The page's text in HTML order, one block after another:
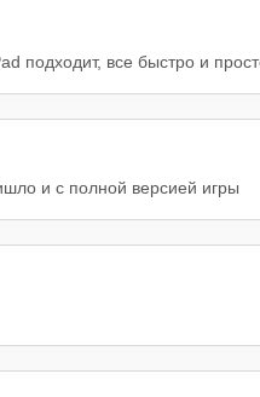
подходит, все быстро и
и с полной версией игры